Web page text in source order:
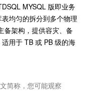
MYSQL 版即业务
均匀的拆分到多个物理
备架构，提供容灾、备
用于 TB 或 PB 级的海
简称，您可能观察